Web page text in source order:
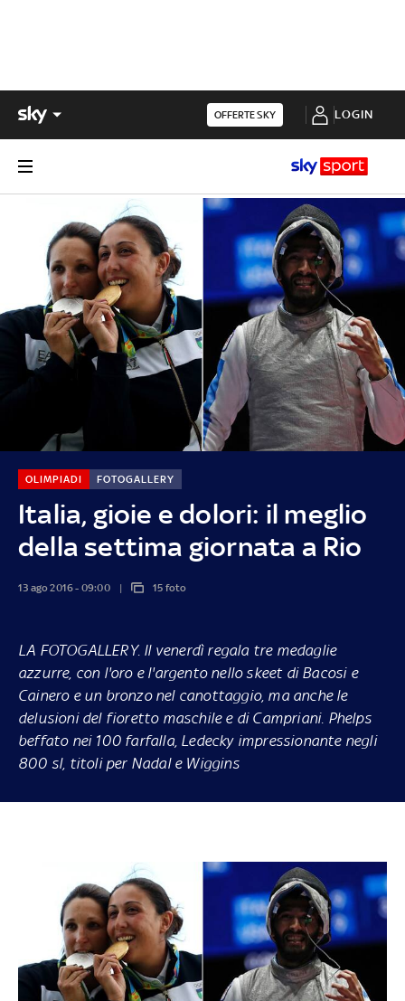
OFFERTE SKY LOGIN
Italia, gioie e dolori: il meglio
della settima giornata a Rio
OLIMPIADI FOTOGALLERY
13 ago 2016 - 09:00 15 foto
LA FOTOGALLERY. Il venerdì regala tre medaglie
azzurre, con l'oro e l'argento nello skeet di Bacosi e
Cainero e un bronzo nel canottaggio, ma anche le
delusioni del fioretto maschile e di Campriani. Phelps
beffato nei 100 farfalla, Ledecky impressionante negli
800 sl, titoli per Nadal e Wiggins